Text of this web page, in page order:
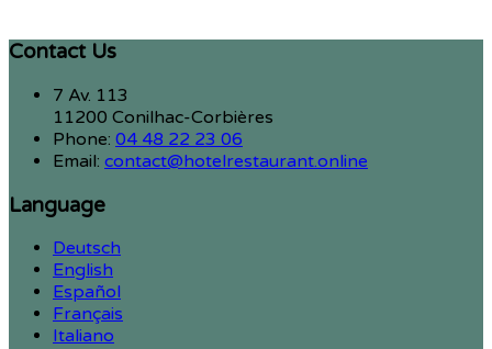
Contact Us
7 Av. 113
11200 Conilhac-Corbières
Phone: 04 48 22 23 06
Email: contact@hotelrestaurant.online
Language
Deutsch
English
Español
Français
Italiano